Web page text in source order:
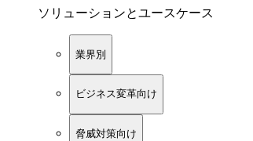
ソリューションとユースケース
業界別
ビジネス変革向け
脅威対策向け